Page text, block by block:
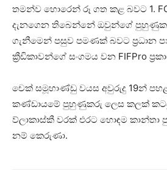
තමන්ව හොරෙන් රූ ගත කළ බවට 1. FC
දැනගෙන තිබෙන්නේ ඔවුන්ගේ
ගැනීමෙන් පසුව පමණක් බවට ප්‍රධාන
ක්‍රීඩිකාවන්ගේ සංගමය වන FIFPro
චෙක් සමූහාණ්ඩු වයස අවුරුදු 19න් පහළ
කණ්ඩායමේ පුහුණුකරු ලෙස කලක්
ව්ලාකාස්කී වරක් එරට හොඳම
නම් කෙරුණා.